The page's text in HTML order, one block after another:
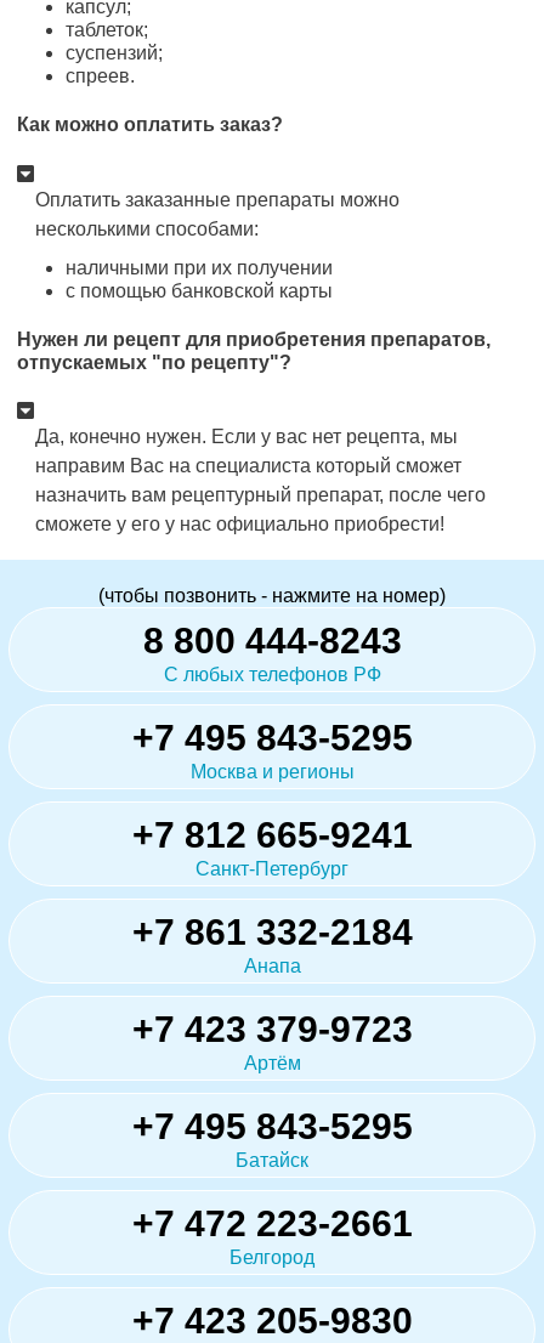
капсул;
таблеток;
суспензий;
спреев.
Как можно оплатить заказ?
Оплатить заказанные препараты можно
несколькими способами:
наличными при их получении
с помощью банковской карты
Нужен ли рецепт для приобретения препаратов,
отпускаемых "по рецепту"?
Да, конечно нужен. Если у вас нет рецепта, мы
направим Вас на специалиста который сможет
назначить вам рецептурный препарат, после чего
сможете у его у нас официально приобрести!
(чтобы позвонить - нажмите на номер)
8 800 444-8243
С любых телефонов РФ
+7 495 843-5295
Москва и регионы
+7 812 665-9241
Санкт-Петербург
+7 861 332-2184
Анапа
+7 423 379-9723
Артём
+7 495 843-5295
Батайск
+7 472 223-2661
Белгород
+7 423 205-9830